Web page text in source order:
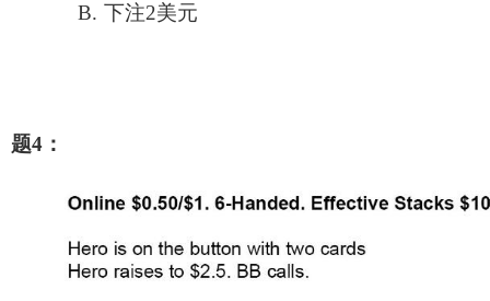
B. 下注2美元
题4：